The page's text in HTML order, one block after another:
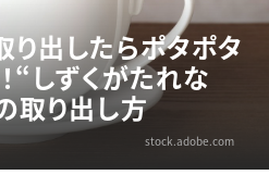
り出したらポタポタ
“しずくがたれな
取り出し方
stock.adobe.com